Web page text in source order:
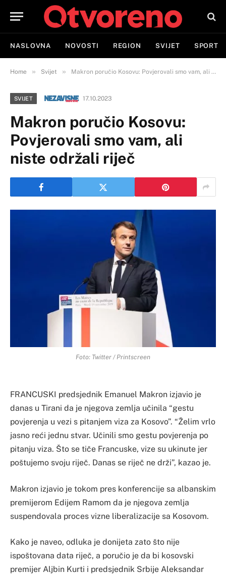
NASLOVNA NOVOSTI REGION SVIJET SPORT
Home » Svijet » Makron poručio Kosovu: Povjerovali smo vam, ali niste održali riječ
SVIJET 17.10.2023
Makron poručio Kosovu:
Povjerovali smo vam, ali
niste održali riječ
Foto: Twitter / Printscreen
FRANCUSKI predsjednik Emanuel Makron izjavio je
danas u Tirani da je njegova zemlja učinila “gestu
povjerenja u vezi s pitanjem viza za Kosovo”. “Želim vrlo
jasno reći jednu stvar. Učinili smo gestu povjerenja po
pitanju viza. Što se tiče Francuske, vize su ukinute jer
poštujemo svoju riječ. Danas se riječ ne drži”, kazao je.
Makron izjavio je tokom pres konferencije sa albanskim
premijerom Edijem Ramom da je njegova zemlja
suspendovala proces vizne liberalizacije sa Kosovom.
Kako je naveo, odluka je donijeta zato što nije
ispoštovana data riječ, a poručio je da bi kosovski
premijer Aljbin Kurti i predsjednik Srbije Aleksandar